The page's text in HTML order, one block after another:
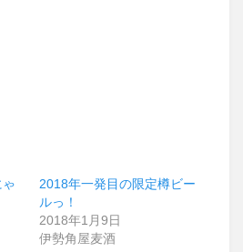
2018年一発目の限定樽ビー
ルっ！
2018年1月9日
伊勢角屋麦酒